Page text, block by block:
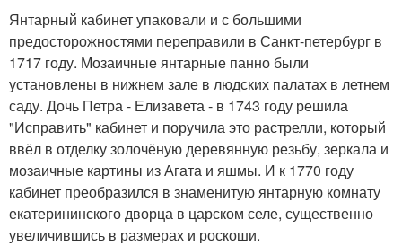
Янтарный кабинет упаковали и с большими
предосторожностями переправили в Санкт-петербург в
1717 году. Мозаичные янтарные панно были
установлены в нижнем зале в людских палатах в летнем
саду. Дочь Петра - Елизавета - в 1743 году решила
"Исправить" кабинет и поручила это растрелли, который
ввёл в отделку золочёную деревянную резьбу, зеркала и
мозаичные картины из Агата и яшмы. И к 1770 году
кабинет преобразился в знаменитую янтарную комнату
екатерининского дворца в царском селе, существенно
увеличившись в размерах и роскоши.